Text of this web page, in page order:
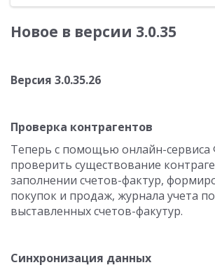
Новое в версии 3.0.35
Версия 3.0.35.26
Проверка контрагентов
Теперь с помощью онлайн-
проверить существование
заполнении счетов-фактур,
покупок и продаж, журнала учета
выставленных счетов-факутур.
Синхронизация данных